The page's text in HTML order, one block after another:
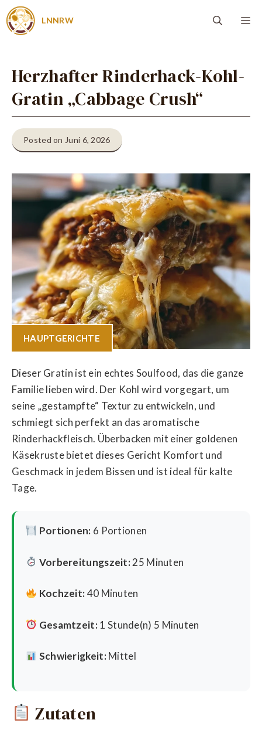
Zum
Inhalt
LNNRW
Herzhafter Rinderhack-Kohl-
Gratin „Cabbage Crush“
Posted on Juni 6, 2026
HAUPTGERICHTE
Dieser Gratin ist ein echtes Soulfood, das die ganze
Familie lieben wird. Der Kohl wird vorgegart, um
seine „gestampfte“ Textur zu entwickeln, und
schmiegt sich perfekt an das aromatische
Rinderhackfleisch. Überbacken mit einer goldenen
Käsekruste bietet dieses Gericht Komfort und
Geschmack in jedem Bissen und ist ideal für kalte
Tage.
Portionen: 6 Portionen
Vorbereitungszeit:25 Minuten
Kochzeit:40 Minuten
Gesamtzeit:1 Stunde(n) 5 Minuten
Schwierigkeit:Mittel
Zutaten